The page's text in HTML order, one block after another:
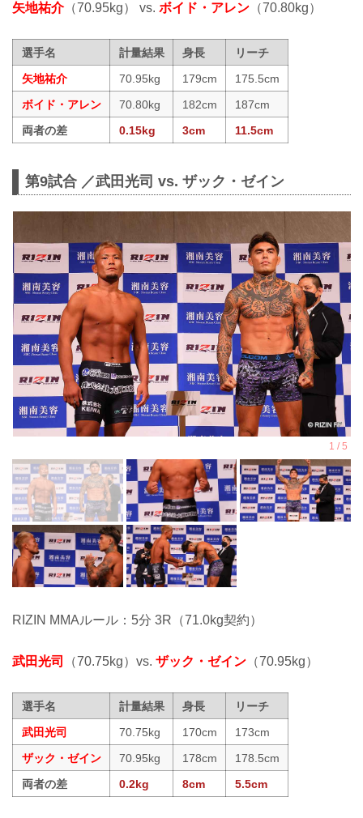
矢地祐介（70.95kg） vs. ボイド・アレン （70.80kg）
選手名 計量結果 身長
リーチ
矢地祐介
70.95kg 179cm
175.5cm
ボイド・アレン
70.80kg 182cm
187cm
両者の差
0.15kg 3cm 11.5cm
第9試合 ／武田光司 vs. ザック・ゼイン
RIZIN MMAルール：5分 3R（71.0kg契約）
武田光司 （70.75kg）vs. ザック・ゼイン （70.95kg）
選手名 計量結果 身長
リーチ
武田光司
70.75kg 170cm
173cm
ザック・ゼイン
70.95kg 178cm
178.5cm
両者の差
0.2kg 8cm 5.5cm